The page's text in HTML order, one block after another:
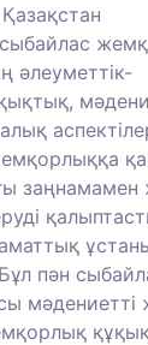
әлеуметтік-
заңнамамен
пән
мәдениетті
құқық